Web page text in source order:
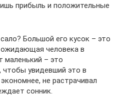
прибыль и положительные
Большой его кусок – это
человека в
маленький – это
увидевший это в
не растрачивал
сонник.